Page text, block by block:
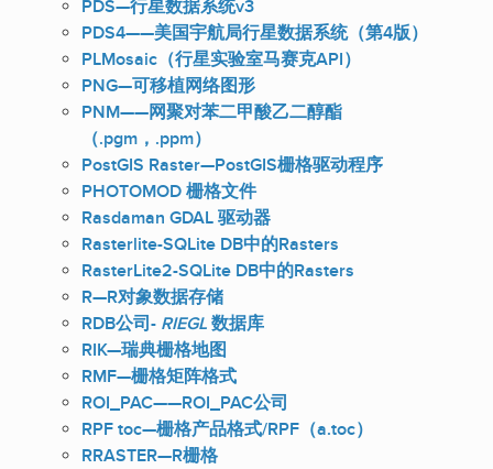
PDS—行星数据系统v3
PDS4——美国宇航局行星数据系统（第4版）
PLMosaic（行星实验室马赛克API）
PNG—可移植网络图形
PNM——网聚对苯二甲酸乙二醇酯
（.pgm，.ppm）
PostGIS Raster—PostGIS栅格驱动程序
PHOTOMOD 栅格文件
Rasdaman GDAL 驱动器
Rasterlite-SQLite DB中的Rasters
RasterLite2-SQLite DB中的Rasters
R—R对象数据存储
RDB公司- RIEGL数据库
RIK—瑞典栅格地图
RMF—栅格矩阵格式
ROI_PAC——ROI_PAC公司
RPF toc—栅格产品格式/RPF（a.toc）
RRASTER—R栅格